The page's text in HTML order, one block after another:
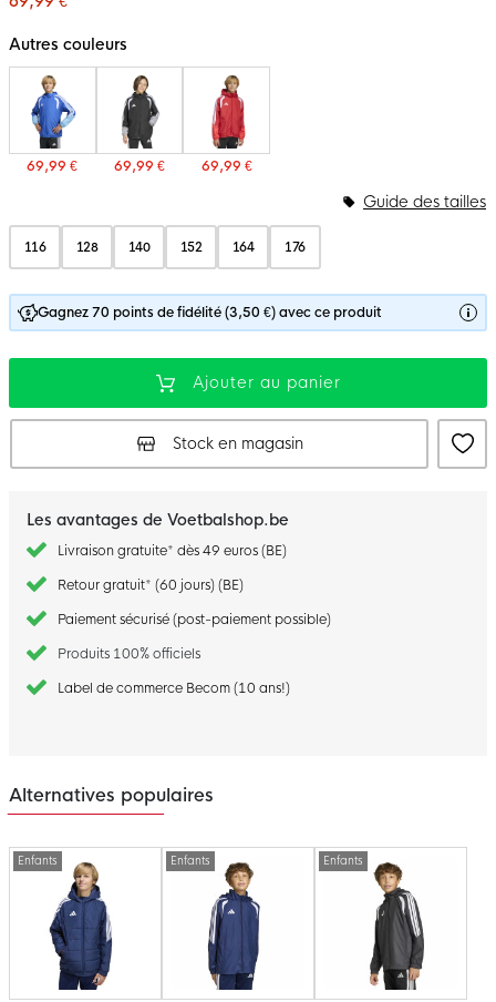
de
Galerie
Autres couleurs
69,99 € 69,99 € 69,99 €
116 128 140 152 164 176
Guide des tailles
Gagnez 70 points de fidélité (3,50 €) avec ce produit
Ajouter au panier
Stock en magasin
Les avantages de Voetbalshop.be
Livraison gratuite* dès 49 euros (BE)
Retour gratuit* (60 jours) (BE)
Paiement sécurisé (post-paiement possible)
Produits 100% officiels
Label de commerce Becom (10 ans!)
Alternatives populaires
Enfants Enfants Enfants